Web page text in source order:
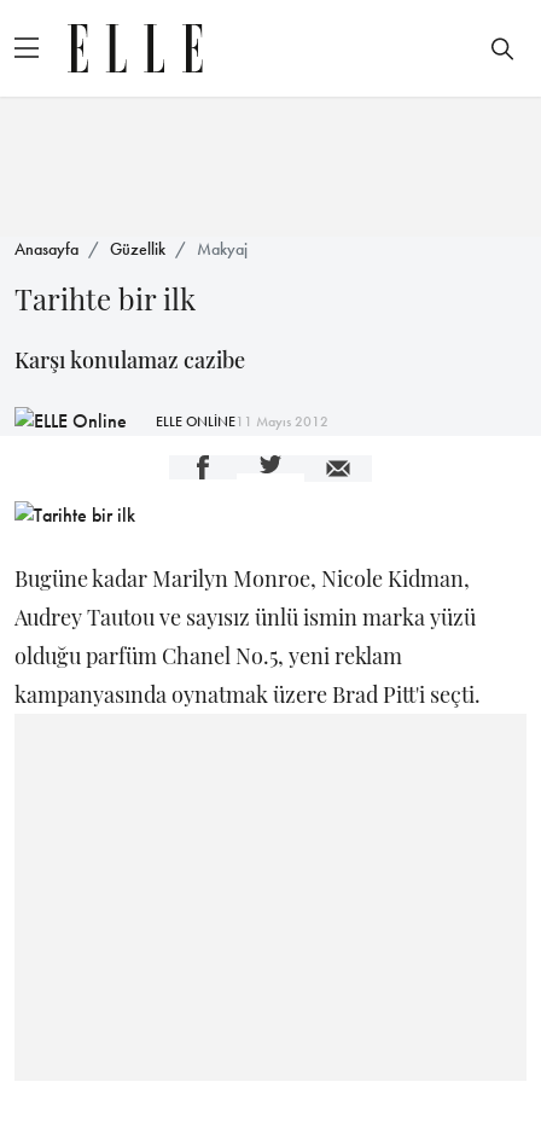
Anasayfa Güzellik Makyaj
Tarihte bir ilk
Karşı konulamaz cazibe
ELLE ONLİNE11 Mayıs 2012
Bugüne kadar Marilyn Monroe, Nicole Kidman,
Audrey Tautou ve sayısız ünlü ismin marka yüzü
olduğu parfüm Chanel No.5, yeni reklam
kampanyasında oynatmak üzere Brad Pitt'i seçti.